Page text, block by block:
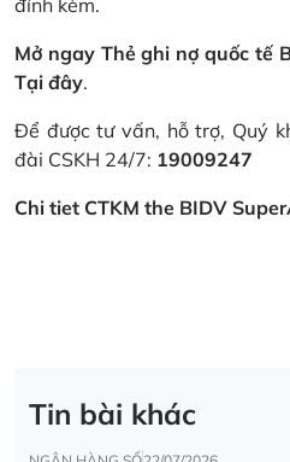
đính kèm.
Mở ngay Thẻ ghi nợ quốc tế
Tại đây.
Để được tư vấn, hỗ trợ, Quý
đài CSKH 24/7: 19009247
Chi tiet CTKM the BIDV
Tin bài khác